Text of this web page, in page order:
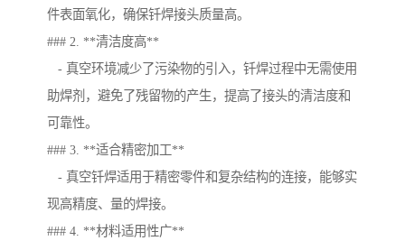
件表面氧化，确保钎焊接头质量高。
### 2. **清洁度高**
- 真空环境减少了污染物的引入，钎焊过程中无需使用
助焊剂，避免了残留物的产生，提高了接头的清洁度和
可靠性。
### 3. **适合精密加工**
- 真空钎焊适用于精密零件和复杂结构的连接，能够实
现高精度、量的焊接。
### 4. **材料适用性广**